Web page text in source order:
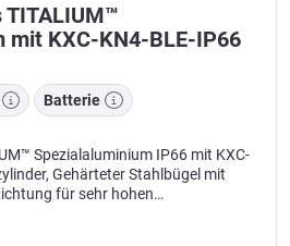
TITALIUM™
mit KXC-KN4-BLE-IP66
Batterie
Spezialaluminium IP66 mit KXC-
Gehärteter Stahlbügel mit
für sehr hohen